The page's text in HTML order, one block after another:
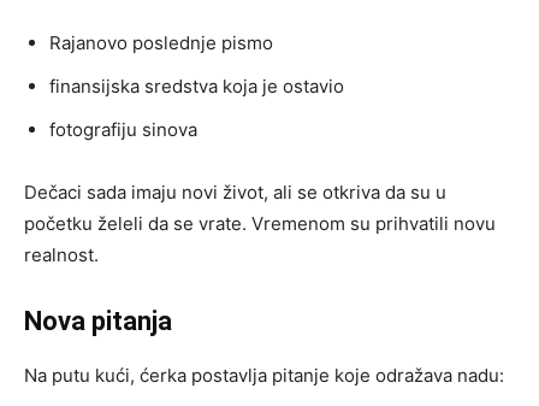
Rajanovo poslednje pismo
finansijska sredstva koja je ostavio
fotografiju sinova
Dečaci sada imaju novi život, ali se otkriva da su u
početku želeli da se vrate. Vremenom su prihvatili novu
realnost.
Nova pitanja
Na putu kući, ćerka postavlja pitanje koje odražava nadu: